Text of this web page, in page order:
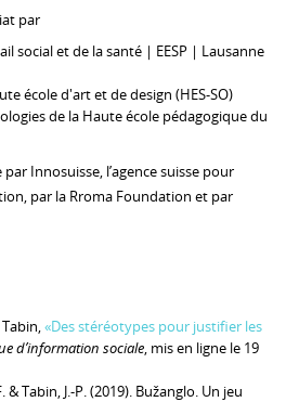
par
social et de la santé | EESP | Lausanne
école d'art et de design (HES-SO)
de la Haute école pédagogique du
Innosuisse, l’agence suisse pour
par la Rroma Foundation et par
«Des stéréotypes pour justifier les
d’information sociale, mis en ligne le 19
& Tabin, J.-P. (2019). Bužanglo. Un jeu